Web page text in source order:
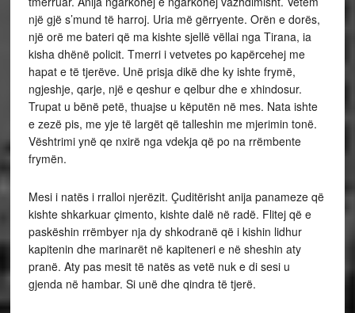
një gjë s’mund të harroj. Uria më gërryente. Orën e dorës,
një orë me bateri që ma kishte sjellë vëllai nga Tirana, ia
kisha dhënë policit. Tmerri i vetvetes po kapërcehej me
hapat e të tjerëve. Unë prisja dikë dhe ky ishte frymë,
ngjeshje, qarje, një e qeshur e qelbur dhe e xhindosur.
Trupat u bënë petë, thuajse u këputën në mes. Nata ishte
e zezë pis, me yje të largët që talleshin me mjerimin tonë.
Vështrimi ynë qe nxirë nga vdekja që po na rrëm­bente
frymën.
Mesi i natës i rralloi njerëzit. Çuditërisht anija panameze që
kishte shkarkuar çimento, kishte dalë në radë. Flitej që e
paskëshin rrëmbyer nja dy shko­dranë që i kishin lidhur
kapitenin dhe marinarët në kapiteneri e në sheshin aty
pranë. Aty pas mesit të natës as vetë nuk e di sesi u
gjenda në hambar. Si unë dhe qindra të tjerë.